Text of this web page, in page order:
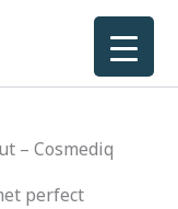
– Cosmediq
perfect